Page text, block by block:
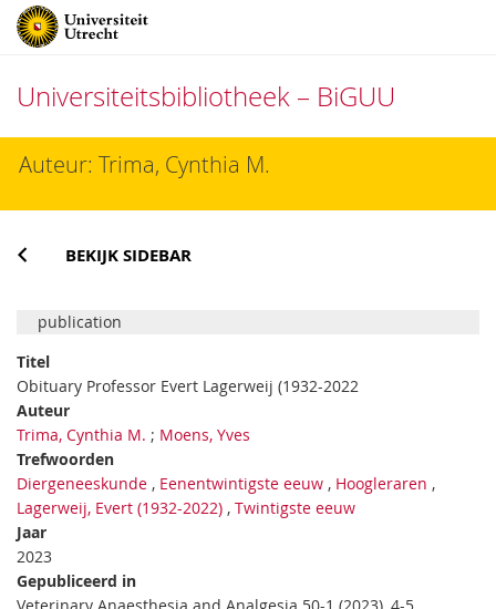
Universiteitsbibliotheek – BiGUU
naarAuteur: Trima, Cynthia M.
BEKIJK SIDEBAR
publication
Titel
Obituary Professor Evert Lagerweij (1932-2022
Auteur
Trima, Cynthia M. ; Moens, Yves
Trefwoorden
Diergeneeskunde , Eenentwintigste eeuw , Hoogleraren ,
Lagerweij, Evert (1932-2022) , Twintigste eeuw
Jaar
2023
Gepubliceerd in